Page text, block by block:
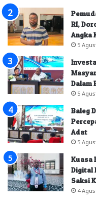
RI,
Angka
5
Dalam
5
Baleg
Adat
5
Kuasa
Digital
Saksi
4